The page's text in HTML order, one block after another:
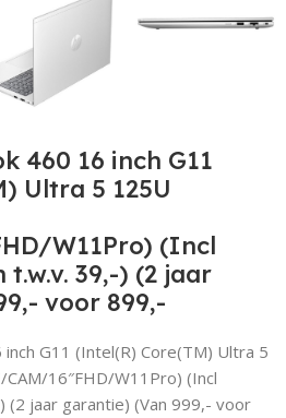
460 16 inch G11
Ultra 5 125U
W11Pro) (Incl
39,-) (2 jaar
voor 899,-
G11 (Intel(R) Core(TM) Ultra 5
16″FHD/W11Pro) (Incl
(2 jaar garantie) (Van 999,- voor